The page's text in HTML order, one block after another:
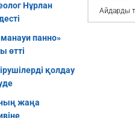
Нұрлан
панно»
өтті
қолдау
жаңа